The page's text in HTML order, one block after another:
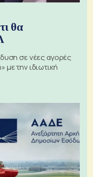
θα
σε νέες αγορές
με την ιδιωτική